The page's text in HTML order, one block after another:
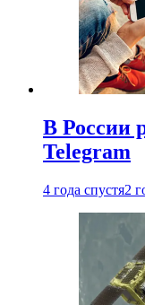
В России
Telegram
4 года спустя2